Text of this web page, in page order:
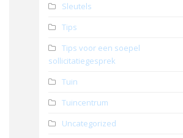
Sleutels
Tips
Tips voor een soepel
sollicitatiegesprek
Tuin
Tuincentrum
Uncategorized